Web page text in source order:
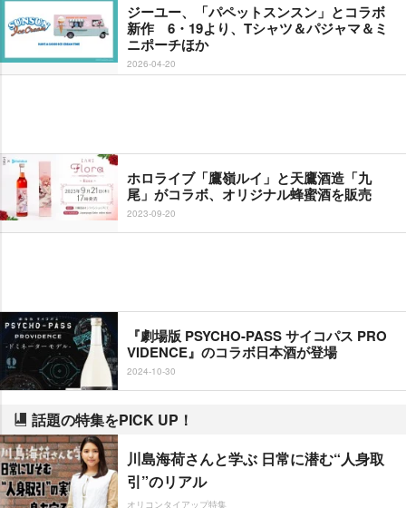
ジーユー、「パペットスンスン」とコラボ
新作 6・19より、Tシャツ＆パジャマ＆ミ
ニポーチほか
2026-04-20
ホロライブ「鷹嶺ルイ」と天鷹酒造「九
尾」がコラボ、オリジナル蜂蜜酒を販売
2023-09-20
『劇場版 PSYCHO-PASS サイコパス PRO
VIDENCE』のコラボ日本酒が登場
2024-10-30
話題の特集をPICK UP！
川島海荷さんと学ぶ 日常に潜む“人身取
引”のリアル
オリコンタイアップ特集